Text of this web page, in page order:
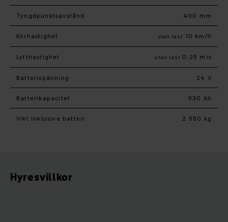
Tyngdpunktsavstånd 400 mm
Körhastighet utan last 10 km/h
Lyfthastighet utan last 0,25 m/s
Batterispänning 24 V
Batterikapacitet 930 Ah
Vikt inklusive batteri 2 550 kg
Hyresvillkor